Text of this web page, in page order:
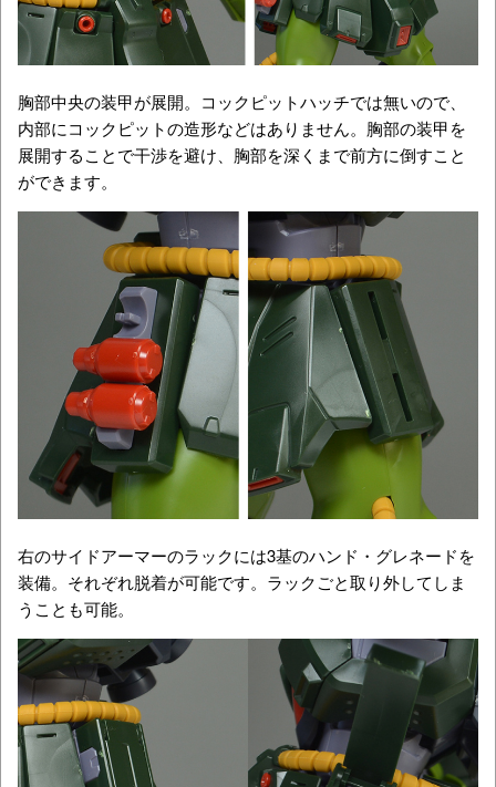
胸部中央の装甲が展開。コックピットハッチでは無いので、
内部にコックピットの造形などはありません。胸部の装甲を
展開することで干渉を避け、胸部を深くまで前方に倒すこと
ができます。
右のサイドアーマーのラックには3基のハンド・グレネードを
装備。それぞれ脱着が可能です。ラックごと取り外してしま
うことも可能。